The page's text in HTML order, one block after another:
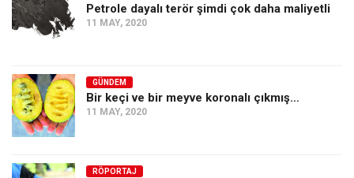
Petrole dayalı terör şimdi çok daha maliyetli
11 MAY, 2020
GÜNDEM
Bir keçi ve bir meyve koronalı çıkmış…
11 MAY, 2020
RÖPORTAJ